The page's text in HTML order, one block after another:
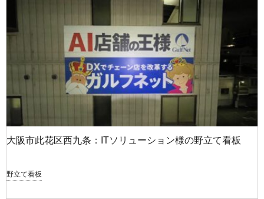
大阪市此花区西九条：ITソリューション様の野立て看板
野立て看板